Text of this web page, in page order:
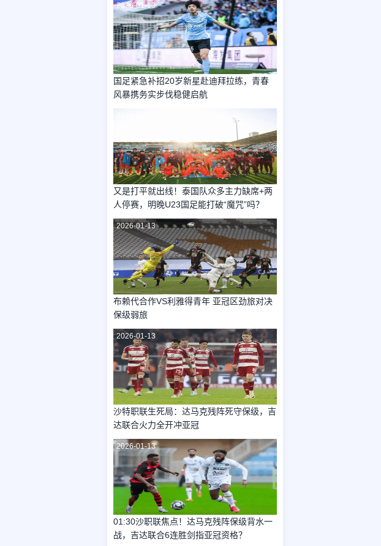
2026-01-13
国足紧急补招20岁新星赴迪拜拉练，青春
风暴携务实步伐稳健启航
又是打平就出线！泰国队众多主力缺席+两
人停赛，明晚U23国足能打破“魔咒”吗？
2026-01-13
布赖代合作VS利雅得青年 亚冠区劲旅对决
保级弱旅
2026-01-13
沙特职联生死局：达马克残阵死守保级，吉
达联合火力全开冲亚冠
2026-01-13
01:30沙职联焦点！达马克残阵保级背水一
战，吉达联合6连胜剑指亚冠资格？